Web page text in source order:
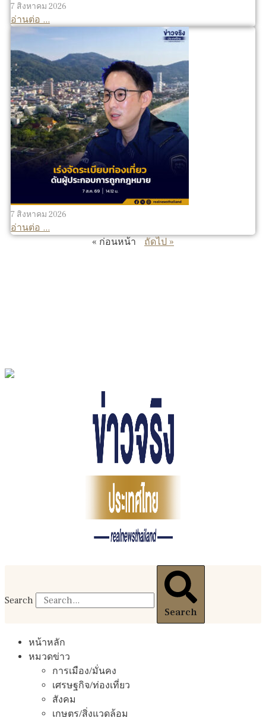
7 สิงหาคม 2026
อ่านต่อ ...
7 สิงหาคม 2026
อ่านต่อ ...
« ก่อนหน้า
ถัดไป »
Search
Search
หน้าหลัก
หมวดข่าว
การเมือง/มั่นคง
เศรษฐกิจ/ท่องเที่ยว
สังคม
เกษตร/สิ่งแวดล้อม